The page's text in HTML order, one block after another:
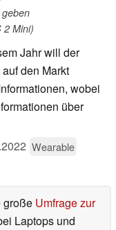
2 Mini)
Jahr will der
den Markt
wobei
über
Wearable
große Umfrage zur
Laptops und